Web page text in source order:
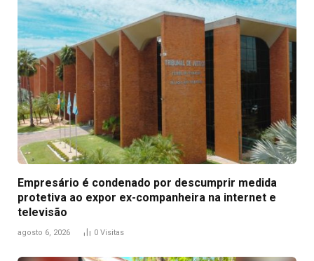
Empresário é condenado por descumprir medida
protetiva ao expor ex-companheira na internet e
televisão
agosto 6, 2026 0 Visitas